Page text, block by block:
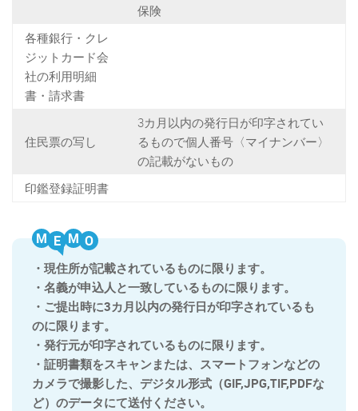
保険
各種銀行・クレ
ジットカード会
社の利用明細
書・請求書
住民票の写し
3カ月以内の発行日が印字されてい
るもので個人番号〈マイナンバー〉
の記載がないもの
印鑑登録証明書
M M
・現住所が記載されているものに限ります。
・名義が申込人と一致しているものに限ります。
・ご提出時に3カ月以内の発行日が印字されているも
のに限ります。
・発行元が印字されているものに限ります。
・証明書類をスキャンまたは、スマートフォンなどの
カメラで撮影した、デジタル形式（GIF,JPG,TIF,PDFな
ど）のデータにて送付ください。